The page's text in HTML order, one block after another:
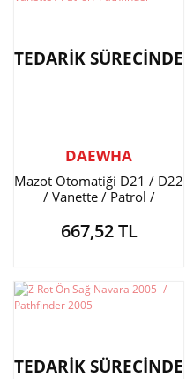
TEDARİK SÜRECİNDE
DAEWHA
Mazot Otomatiği D21 / D22
/ Vanette / Patrol /
667,52 TL
TEDARİK SÜRECİNDE